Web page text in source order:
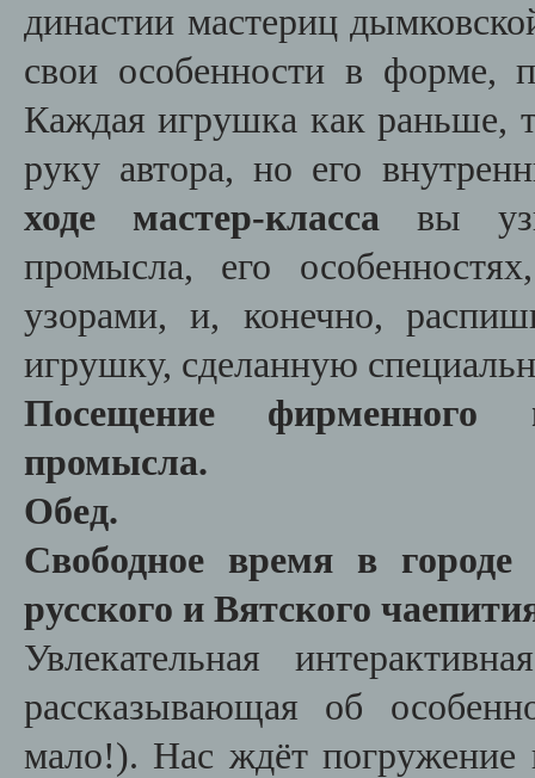
династии мастериц
свои особенности в форме,
Каждая игрушка как раньше,
руку автора, но его
ходе мастер-класса вы
промысла, его
узорами, и, конечно,
игрушку, сделанную
Посещение фирменного
промысла.
Обед.
Свободное время в городе
русского и Вятского
Увлекательная
рассказывающая об
мало!). Нас ждёт